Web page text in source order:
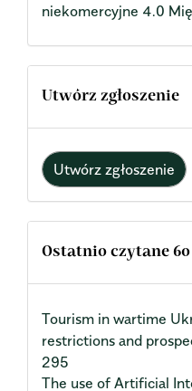
niekomercyjne 4.0
Utwórz zgłoszenie
Utwórz zgłoszenie
Ostatnio czytane
Tourism in wartime
restrictions and
295
The use of Artificial